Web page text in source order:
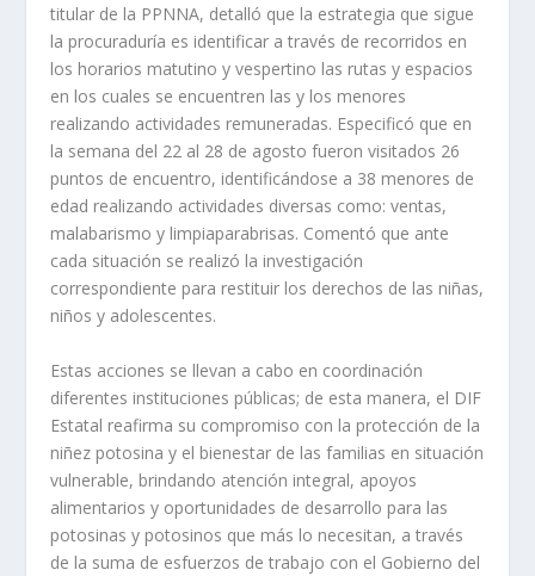
titular de la PPNNA, detalló que la estrategia que sigue
la procuraduría es identificar a través de recorridos en
los horarios matutino y vespertino las rutas y espacios
en los cuales se encuentren las y los menores
realizando actividades remuneradas. Especificó que en
la semana del 22 al 28 de agosto fueron visitados 26
puntos de encuentro, identificándose a 38 menores de
edad realizando actividades diversas como: ventas,
malabarismo y limpiaparabrisas. Comentó que ante
cada situación se realizó la investigación
correspondiente para restituir los derechos de las niñas,
niños y adolescentes.
Estas acciones se llevan a cabo en coordinación
diferentes instituciones públicas; de esta manera, el DIF
Estatal reafirma su compromiso con la protección de la
niñez potosina y el bienestar de las familias en situación
vulnerable, brindando atención integral, apoyos
alimentarios y oportunidades de desarrollo para las
potosinas y potosinos que más lo necesitan, a través
de la suma de esfuerzos de trabajo con el Gobierno del